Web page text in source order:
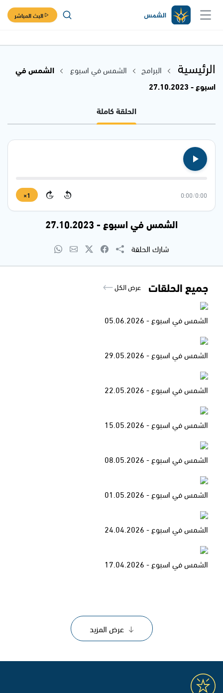
البث المباشر
الرئيسية البرامج الشمس في اسبوع
الشمس في
اسبوع - 27.10.2023
الحلقة كاملة
0:00
/
0:00
15
15
1×
الشمس في اسبوع - 27.10.2023
شارك الحلقة
جميع الحلقات عرض الكل
الشمس في اسبوع - 05.06.2026
الشمس في اسبوع - 29.05.2026
الشمس في اسبوع - 22.05.2026
الشمس في اسبوع - 15.05.2026
الشمس في اسبوع - 08.05.2026
الشمس في اسبوع - 01.05.2026
الشمس في اسبوع - 24.04.2026
الشمس في اسبوع - 17.04.2026
عرض المزيد